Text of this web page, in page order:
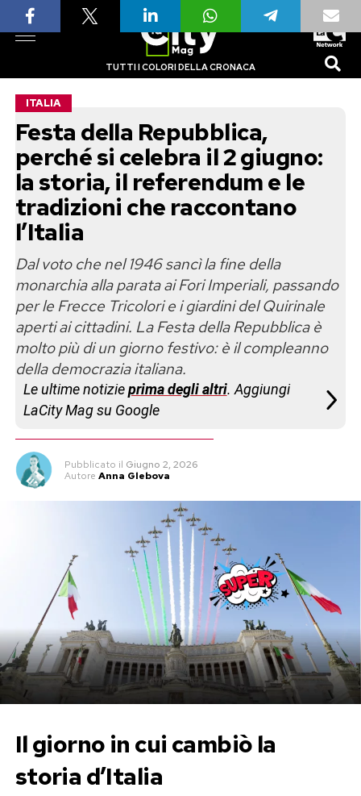
TUTTI I COLORI DELLA CRONACA
ITALIA
Festa della Repubblica,
perché si celebra il 2 giugno:
la storia, il referendum e le
tradizioni che raccontano
l’Italia
Dal voto che nel 1946 sancì la fine della
monarchia alla parata ai Fori Imperiali, passando
per le Frecce Tricolori e i giardini del Quirinale
aperti ai cittadini. La Festa della Repubblica è
molto più di un giorno festivo: è il compleanno
della democrazia italiana.
Le ultime notizieprima degli altri. Aggiungi
LaCity Mag su Google
Pubblicato il Giugno 2, 2026
Autore Anna Glebova
Il giorno in cui cambiò la
storia d’Italia